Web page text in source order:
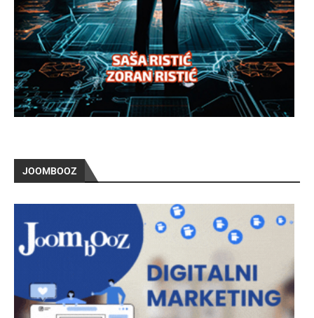
JOOMBOOZ